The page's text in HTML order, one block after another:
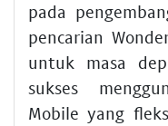
pada
pencarian
untuk masa
sukses
Mobile yang